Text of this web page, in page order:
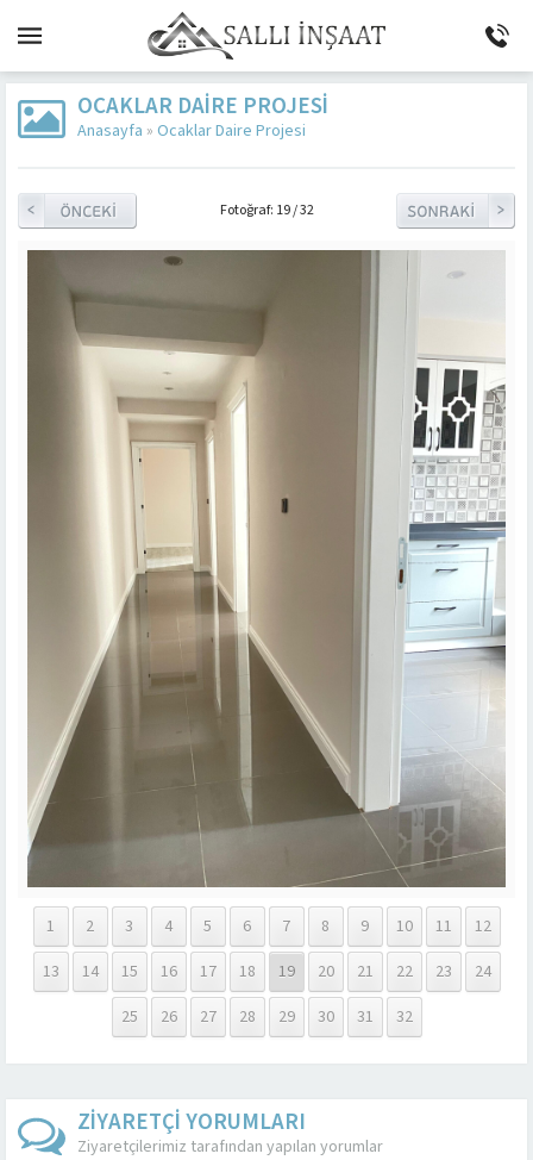
OCAKLAR DAIRE PROJESI
Anasayfa » Ocaklar Daire Projesi
Fotoğraf: 19 / 32
1 2 3 4 5 6 7 8 9 10 11
12
13
14 15 16 17 18 19 20 21 22 23
24
25
26 27 28 29 30 31 32
ZİYARETÇİ YORUMLARI
Ziyaretçilerimiz tarafından yapılan yorumlar